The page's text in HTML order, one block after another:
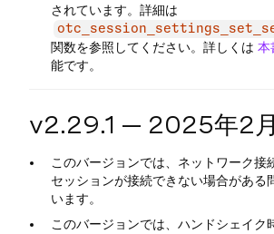
されています。詳細は
関数を参照してください。詳しくは 本
能です。
v2.29.1 — 2025年2月
このバージョンでは、ネットワーク接
セッションが接続できない場合がある
います。
このバージョンでは、ハンドシェイク